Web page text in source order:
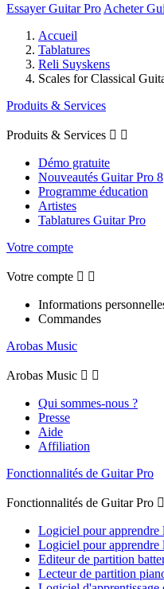
Essayer Guitar Pro Acheter
Accueil
Tablatures
Reli Suyskens
Scales for Classical
Produits & Services
Produits & Services  
Démo gratuite
Nouveautés Guitar Pro 8
Programme éducation
Artistes
Tablatures Guitar Pro
Votre compte
Votre compte  
Informations
Commandes
Arobas Music
Arobas Music  
Qui sommes-nous ?
Presse
Aide
Affiliation
Fonctionnalités de Guitar Pro
Fonctionnalités de Guitar Pro 
Logiciel pour apprendre
Logiciel pour apprendre
Editeur de partition
Lecteur de partition